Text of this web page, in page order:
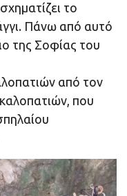
το
Πάνω από αυτό
της Σοφίας του
από τον
που